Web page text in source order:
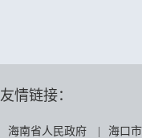
友情链接：
海南省人民政府 海口